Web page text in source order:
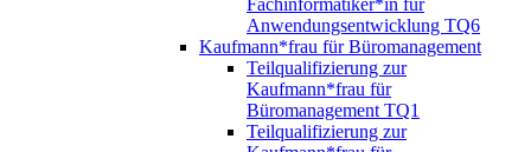
Fachinformatiker*in für
Anwendungsentwicklung TQ6
Kaufmann*frau für Büromanagement
Teilqualifizierung zur
Kaufmann*frau für
Büromanagement TQ1
Teilqualifizierung zur